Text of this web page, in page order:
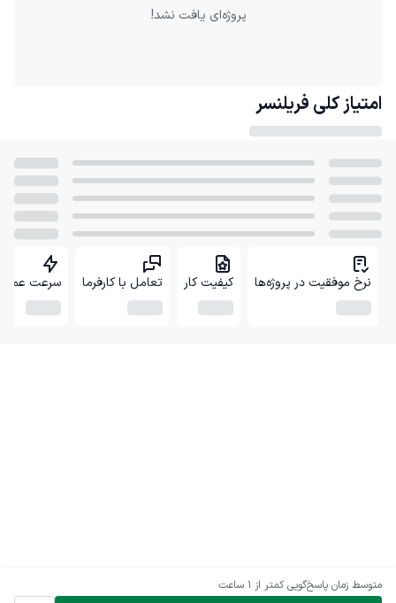
متوسط زمان پاسخ‌گویی کمتر از 1 ساعت
پروژه‌ای یافت نشد!
امتیاز کلی فریلنسر
نرخ موفقیت در پروژه‌ها کیفیت کار تعامل با کارفرما سرعت عمل